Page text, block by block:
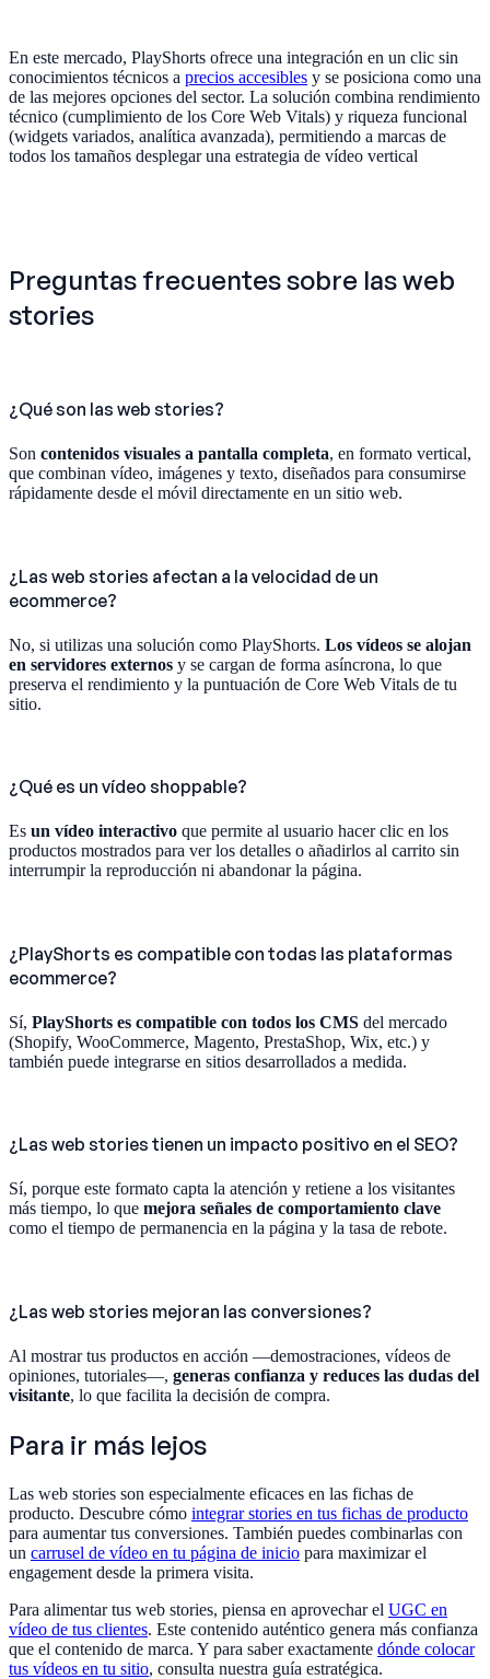
En este mercado, PlayShorts ofrece una integración en un clic sin
conocimientos técnicos a precios accesibles y se posiciona como una
de las mejores opciones del sector. La solución combina rendimiento
técnico (cumplimiento de los Core Web Vitals) y riqueza funcional
(widgets variados, analítica avanzada), permitiendo a marcas de
todos los tamaños desplegar una estrategia de vídeo vertical
Preguntas frecuentes sobre las web
stories
¿Qué son las web stories?
Son contenidos visuales a pantalla completa, en formato vertical,
que combinan vídeo, imágenes y texto, diseñados para consumirse
rápidamente desde el móvil directamente en un sitio web.
¿Las web stories afectan a la velocidad de un
ecommerce?
No, si utilizas una solución como PlayShorts. Los vídeos se alojan
en servidores externos y se cargan de forma asíncrona, lo que
preserva el rendimiento y la puntuación de Core Web Vitals de tu
sitio.
¿Qué es un vídeo shoppable?
Es un vídeo interactivo que permite al usuario hacer clic en los
productos mostrados para ver los detalles o añadirlos al carrito sin
interrumpir la reproducción ni abandonar la página.
¿PlayShorts es compatible con todas las plataformas
ecommerce?
Sí, PlayShorts es compatible con todos los CMS del mercado
(Shopify, WooCommerce, Magento, PrestaShop, Wix, etc.) y
también puede integrarse en sitios desarrollados a medida.
¿Las web stories tienen un impacto positivo en el SEO?
Sí, porque este formato capta la atención y retiene a los visitantes
más tiempo, lo que mejora señales de comportamiento clave
como el tiempo de permanencia en la página y la tasa de rebote.
¿Las web stories mejoran las conversiones?
Al mostrar tus productos en acción —demostraciones, vídeos de
opiniones, tutoriales—, generas confianza y reduces las dudas del
visitante, lo que facilita la decisión de compra.
Para ir más lejos
Las web stories son especialmente eficaces en las fichas de
producto. Descubre cómo integrar stories en tus fichas de producto
para aumentar tus conversiones. También puedes combinarlas con
un carrusel de vídeo en tu página de inicio para maximizar el
engagement desde la primera visita.
Para alimentar tus web stories, piensa en aprovechar el UGC en
vídeo de tus clientes. Este contenido auténtico genera más confianza
que el contenido de marca. Y para saber exactamente dónde colocar
tus vídeos en tu sitio, consulta nuestra guía estratégica.